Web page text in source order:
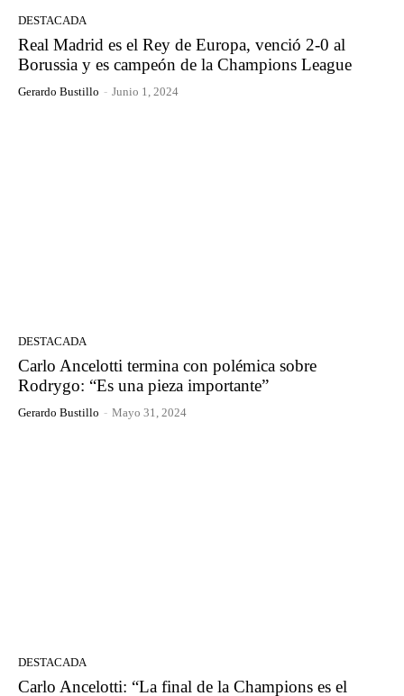
DESTACADA
Real Madrid es el Rey de Europa, venció 2-0 al
Borussia y es campeón de la Champions League
Gerardo Bustillo - Junio 1, 2024
DESTACADA
Carlo Ancelotti termina con polémica sobre
Rodrygo: “Es una pieza importante”
Gerardo Bustillo - Mayo 31, 2024
DESTACADA
Carlo Ancelotti: “La final de la Champions es el